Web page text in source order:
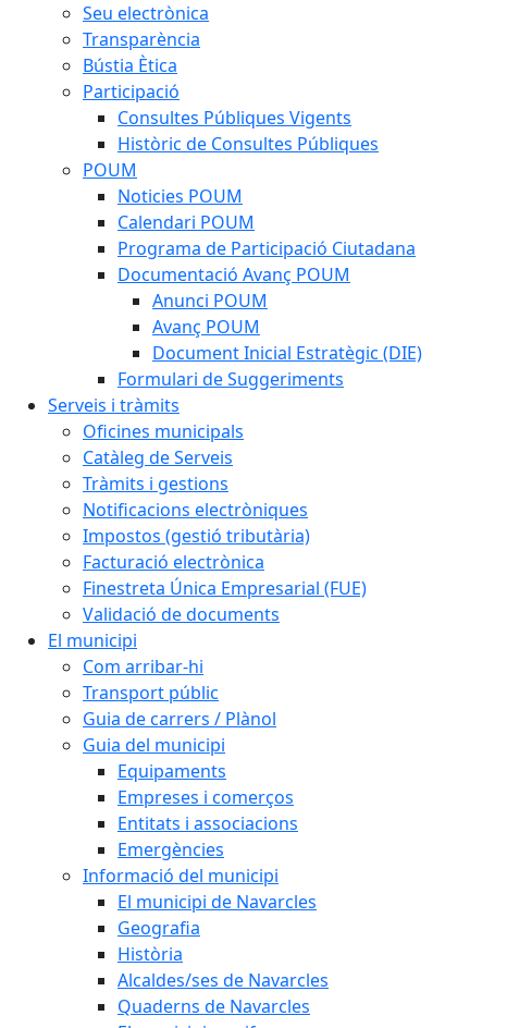
Seu electrònica
Transparència
Bústia Ètica
Participació
Consultes Públiques Vigents
Històric de Consultes Públiques
POUM
Noticies POUM
Calendari POUM
Programa de Participació Ciutadana
Documentació Avanç POUM
Anunci POUM
Avanç POUM
Document Inicial Estratègic (DIE)
Formulari de Suggeriments
Serveis i tràmits
Oficines municipals
Catàleg de Serveis
Tràmits i gestions
Notificacions electròniques
Impostos (gestió tributària)
Facturació electrònica
Finestreta Única Empresarial (FUE)
Validació de documents
El municipi
Com arribar-hi
Transport públic
Guia de carrers / Plànol
Guia del municipi
Equipaments
Empreses i comerços
Entitats i associacions
Emergències
Informació del municipi
El municipi de Navarcles
Geografia
Història
Alcaldes/ses de Navarcles
Quaderns de Navarcles